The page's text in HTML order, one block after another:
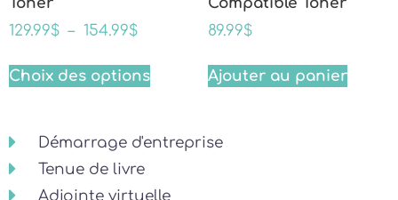
129.99$ – 154.99$
Choix des options
89.99$
Ajouter au panier
Démarrage d'entreprise
Tenue de livre
Adjointe virtuelle